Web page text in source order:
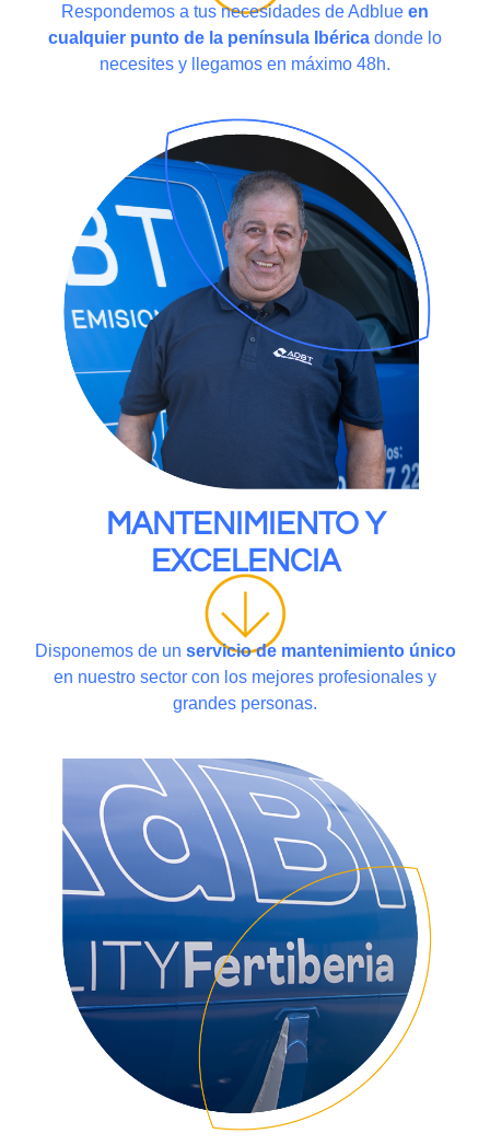
Respondemos a tus necesidades de Adblue en
cualquier punto de la península Ibérica donde lo
necesites y llegamos en máximo 48h.
MANTENIMIENTO Y
EXCELENCIA
Disponemos de un servicio de mantenimiento único
en nuestro sector con los mejores profesionales y
grandes personas.